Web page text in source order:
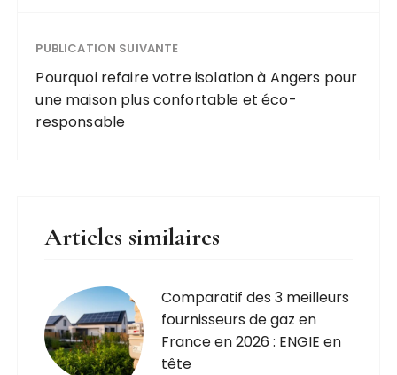
PUBLICATION SUIVANTE
Pourquoi refaire votre isolation à Angers pour
une maison plus confortable et éco-
responsable
Articles similaires
Comparatif des 3 meilleurs
fournisseurs de gaz en
France en 2026 : ENGIE en
tête